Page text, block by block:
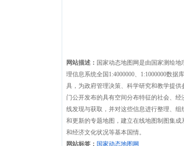
网站描述： 国家动态地图网是由国家测绘
理信息系统全国1:4000000、1:1000000数
具，为政府管理决策、科学研究和教学提
门公开发布的具有空间分布特征的社会、
线发现与获取，并对这些信息进行整理、
和更新的专题地图，建立在线地图制图集
和经济文化状况等基本国情。
网站标签： 国家动态地图网